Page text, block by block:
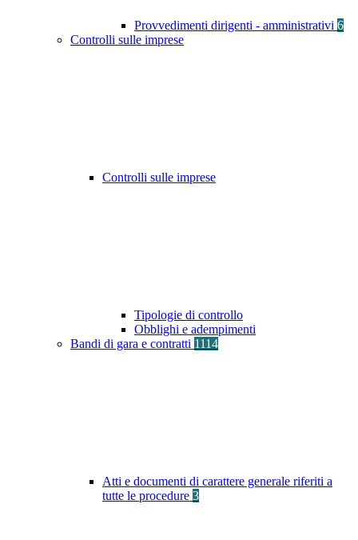
Provvedimenti dirigenti - amministrativi 6
Controlli sulle imprese
Controlli sulle imprese
Tipologie di controllo
Obblighi e adempimenti
Bandi di gara e contratti 1114
Atti e documenti di carattere generale riferiti a
tutte le procedure 3